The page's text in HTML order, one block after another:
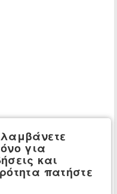
για
και
πατήστε